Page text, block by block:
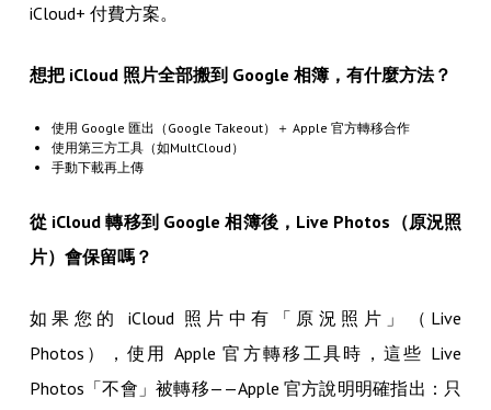
iCloud+ 付費方案。
想把 iCloud 照片全部搬到 Google 相簿，有什麼方法？
使用 Google 匯出（Google Takeout）＋ Apple 官方轉移合作
使用第三方工具（如MultCloud）
手動下載再上傳
從 iCloud 轉移到 Google 相簿後，Live Photos（原況照
片）會保留嗎？
如果您的 iCloud 照片中有「原況照片」（Live
Photos），使用 Apple 官方轉移工具時，這些 Live
Photos「不會」被轉移——Apple 官方說明明確指出：只